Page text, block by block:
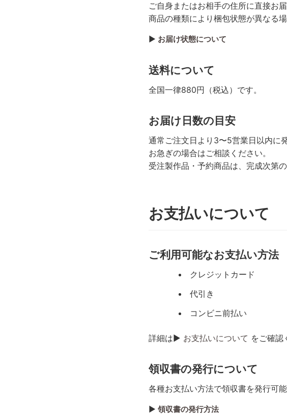
ご自身またはお相手の住所に直接お届
商品の種類により梱包状態が異なる場
▶︎ お届け状態について
送料について
全国一律880円（税込）です。
お届け日数の目安
通常ご注文日より3〜5営業日以内に
お急ぎの場合はご相談ください。
受注製作品・予約商品は、完成次第の
お支払いについて
ご利用可能なお支払い方法
クレジットカード
代引き
コンビニ前払い
詳細は▶︎ お支払いについて をご確認
領収書の発行について
各種お支払い方法で領収書を発行可能
▶︎ 領収書の発行方法